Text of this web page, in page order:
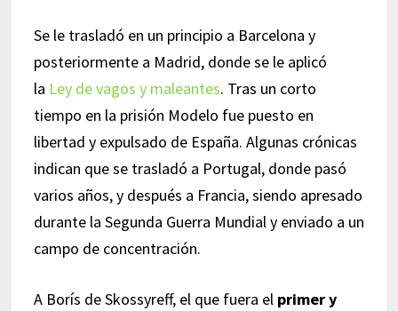
Se le trasladó en un principio a Barcelona y
posteriormente a Madrid, donde se le aplicó
la Ley de vagos y maleantes. Tras un corto
tiempo en la prisión Modelo fue puesto en
libertad y expulsado de España. Algunas crónicas
indican que se trasladó a Portugal, donde pasó
varios años, y después a Francia, siendo apresado
durante la Segunda Guerra Mundial y enviado a un
campo de concentración.
A Borís de Skossyreff, el que fuera el primer y